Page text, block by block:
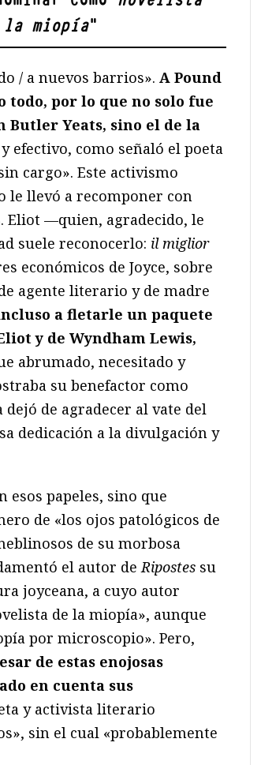
la miopía"
/ a nuevos barrios». A Pound
por lo que no solo fue
Yeats, sino el de la
efectivo, como señaló el poeta
cargo». Este activismo
le llevó a recomponer con
Eliot —quien, agradecido, le
suele reconocerlo: il miglior
económicos de Joyce, sobre
agente literario y de madre
a fletarle un paquete
y de Wyndham Lewis,
abrumado, necesitado y
su benefactor como
de agradecer al vate del
dedicación a la divulgación y
esos papeles, sino que
de «los ojos patológicos de
de su morbosa
el autor deRipostes su
joyceana, a cuyo autor
de la miopía», aunque
por microscopio». Pero,
de estas enojosas
en cuenta sus
y activista literario
sin el cual «probablemente